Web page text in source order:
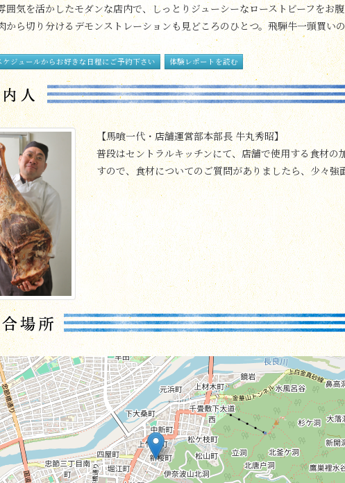
囲気を活かしたモダンな店内で、しっとりジューシーなローストビーフをお
から切り分けるデモンストレーションも見どころのひとつ。飛騨牛一頭買い
ケジュールからお好きな日程にご予約下さい 体験レポートを読む
【馬喰一代・店舗運営部本部長牛丸秀昭】
普段はセントラルキッチンにて、店舗で使用する食材
すので、食材についてのご質問がありましたら、少々